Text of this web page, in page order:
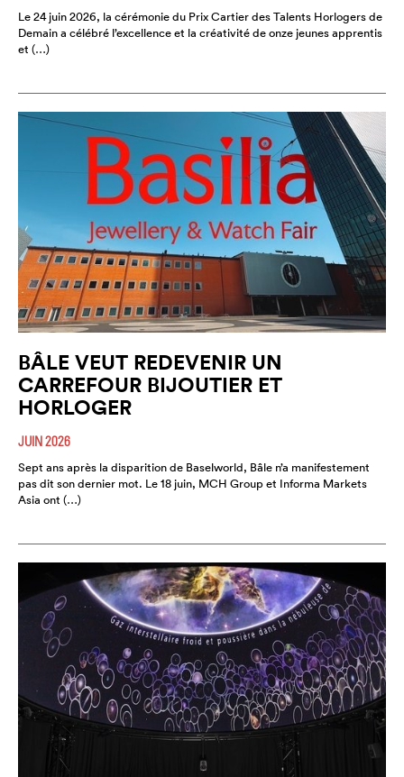
Le 24 juin 2026, la cérémonie du Prix Cartier des Talents Horlogers de
Demain a célébré l’excellence et la créativité de onze jeunes apprentis
et (…)
BÂLE VEUT REDEVENIR UN
CARREFOUR BIJOUTIER ET
HORLOGER
JUIN 2026
Sept ans après la disparition de Baselworld, Bâle n’a manifestement
pas dit son dernier mot. Le 18 juin, MCH Group et Informa Markets
Asia ont (…)